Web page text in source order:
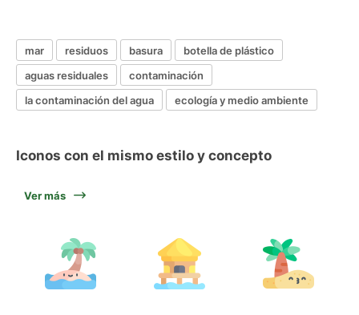
mar residuos basura
botella de plástico
aguas residuales
contaminación
la contaminación del agua
ecología y medio ambiente
Iconos con el mismo estilo y concepto
Ver más